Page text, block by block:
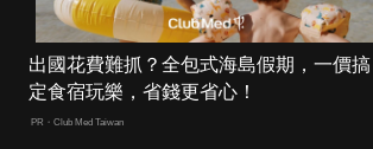
出國花費難抓？全包式海島假期，一價搞
定食宿玩樂，省錢更省心！
PR・Club Med Taiwan